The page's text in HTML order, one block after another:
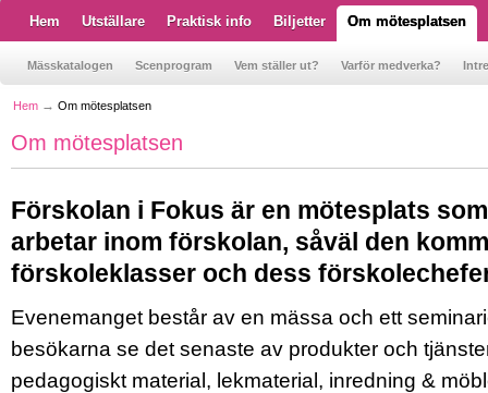
Hem Utställare Praktisk info Biljetter Om mötesplatsen
Mässkatalogen Scenprogram Vem ställer ut? Varför medverka?
Hem Om mötesplatsen
Om mötesplatsen
Förskolan i Fokus är en mötesplats
arbetar inom förskolan, såväl den
förskoleklasser och dess
Evenemanget består av en mässa och ett
besökarna se det senaste av produkter och
pedagogiskt material, lekmaterial, inredning &